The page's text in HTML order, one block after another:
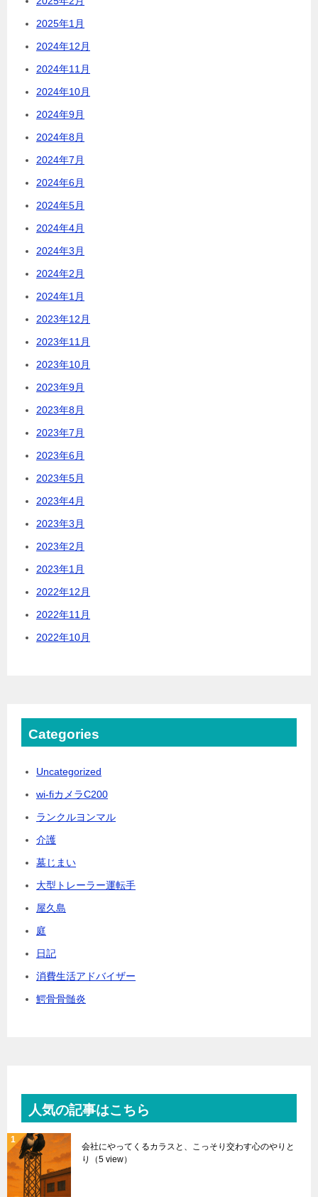
2025年1月
2024年12月
2024年11月
2024年10月
2024年9月
2024年8月
2024年7月
2024年6月
2024年5月
2024年4月
2024年3月
2024年2月
2024年1月
2023年12月
2023年11月
2023年10月
2023年9月
2023年8月
2023年7月
2023年6月
2023年5月
2023年4月
2023年3月
2023年2月
2023年1月
2022年12月
2022年11月
2022年10月
Categories
Uncategorized
wi-fiカメラC200
ランクルヨンマル
介護
墓じまい
大型トレーラー運転手
屋久島
庭
日記
消費生活アドバイザー
鰐骨骨髄炎
人気の記事はこちら
会社にやってくるカラスと、こっそり交わす心のやりと
り
（5 view）